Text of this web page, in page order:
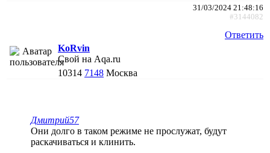
31/03/2024 21:48:16
#3144082
Ответить
KoRvin
Свой на Aqa.ru
10314 7148 Москва
Дмитрий57
Они долго в таком режиме не прослужат, будут
раскачиваться и клинить.